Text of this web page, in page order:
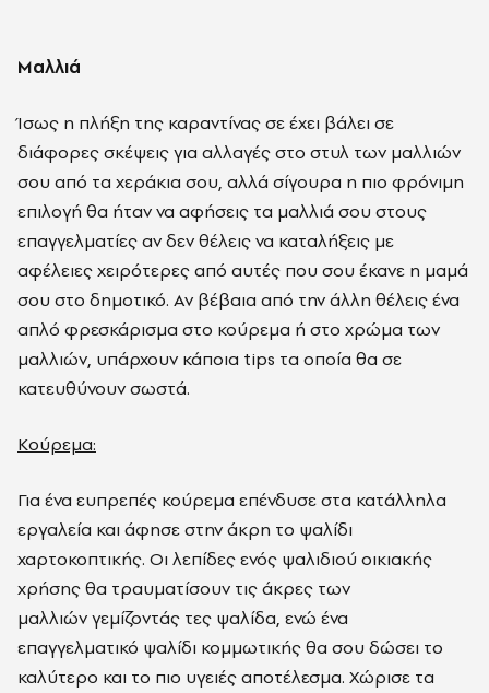
Μαλλιά
Ίσως η πλήξη της καραντίνας σε έχει βάλει σε
διάφορες σκέψεις για αλλαγές στο στυλ των μαλλιών
σου από τα χεράκια σου, αλλά σίγουρα η πιο φρόνιμη
επιλογή θα ήταν να αφήσεις τα μαλλιά σου στους
επαγγελματίες αν δεν θέλεις να καταλήξεις με
αφέλειες χειρότερες από αυτές που σου έκανε η μαμά
σου στο δημοτικό. Αν βέβαια από την άλλη θέλεις ένα
απλό φρεσκάρισμα στο κούρεμα ή στο χρώμα των
μαλλιών, υπάρχουν κάποια tips τα οποία θα σε
κατευθύνουν σωστά.
Κούρεμα:
Για ένα ευπρεπές κούρεμα επένδυσε στα κατάλληλα
εργαλεία και άφησε στην άκρη το ψαλίδι
χαρτοκοπτικής. Οι λεπίδες ενός ψαλιδιού οικιακής
χρήσης θα τραυματίσουν τις άκρες των
μαλλιών γεμίζοντάς τες ψαλίδα, ενώ ένα
επαγγελματικό ψαλίδι κομμωτικής θα σου δώσει το
καλύτερο και το πιο υγειές αποτέλεσμα. Χώρισε τα